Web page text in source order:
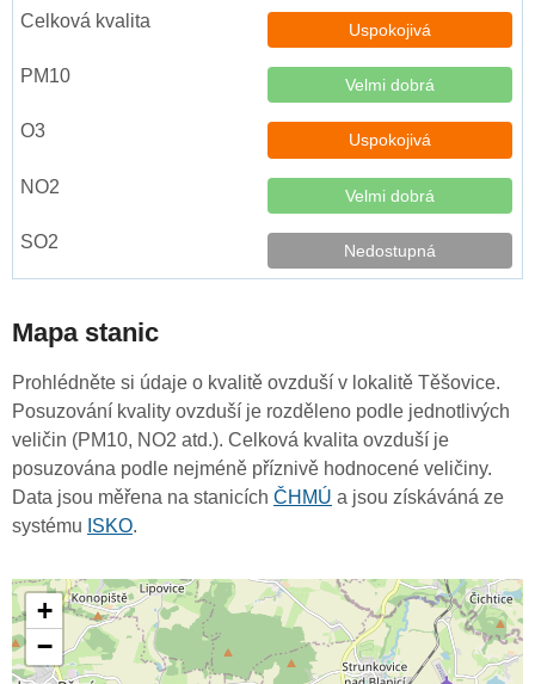
Uspokojivá
Velmi dobrá
Uspokojivá
Velmi dobrá
Nedostupná
Mapa stanic
Prohlédněte si údaje o kvalitě ovzduší v lokalitě Těšovice.
Posuzování kvality ovzduší je rozděleno podle jednotlivých
veličin (PM10, NO2 atd.). Celková kvalita ovzduší je
posuzována podle nejméně příznivě hodnocené veličiny.
Data jsou měřena na stanicích ČHMÚ a jsou získáváná ze
systému ISKO.
+
−